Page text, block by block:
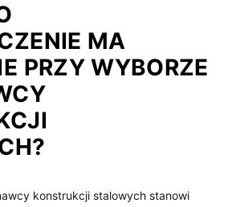
MA
PRZY WYBORZE
konstrukcji stalowych stanowi